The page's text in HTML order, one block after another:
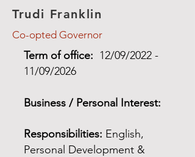
Trudi Franklin
Co-opted Governor
Term of office: 12/09/2022 -
11/09/2026
Business / Personal Interest:
Responsibilities: English,
Personal Development &